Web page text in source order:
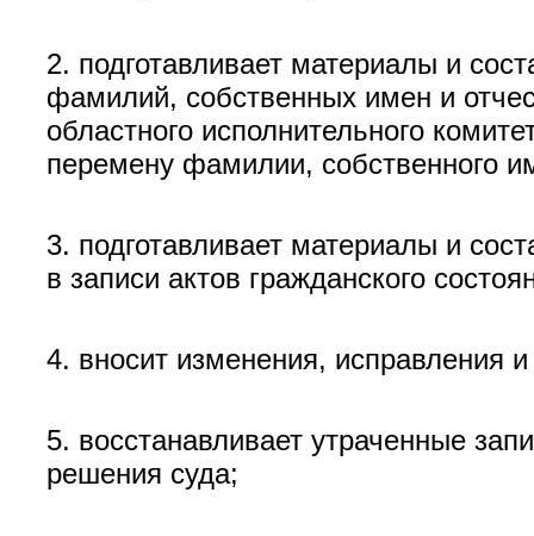
2. подготавливает материалы и
фамилий, собственных имен и
областного исполнительного
перемену фамилии, собственного
3. подготавливает материалы и
в записи актов гражданского
4. вносит изменения, исправления
5. восстанавливает утраченные
решения суда;